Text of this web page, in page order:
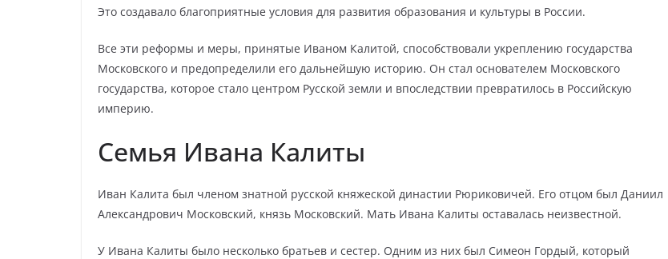
Это создавало благоприятные условия для развития образования и культуры в России.
Все эти реформы и меры, принятые Иваном Калитой, способствовали укреплению государства
Московского и предопределили его дальнейшую историю. Он стал основателем Московского
государства, которое стало центром Русской земли и впоследствии превратилось в Российскую
империю.
Семья Ивана Калиты
Иван Калита был членом знатной русской княжеской династии Рюриковичей. Его отцом был Даниил
Александрович Московский, князь Московский. Мать Ивана Калиты оставалась неизвестной.
У Ивана Калиты было несколько братьев и сестер. Одним из них был Симеон Гордый, который